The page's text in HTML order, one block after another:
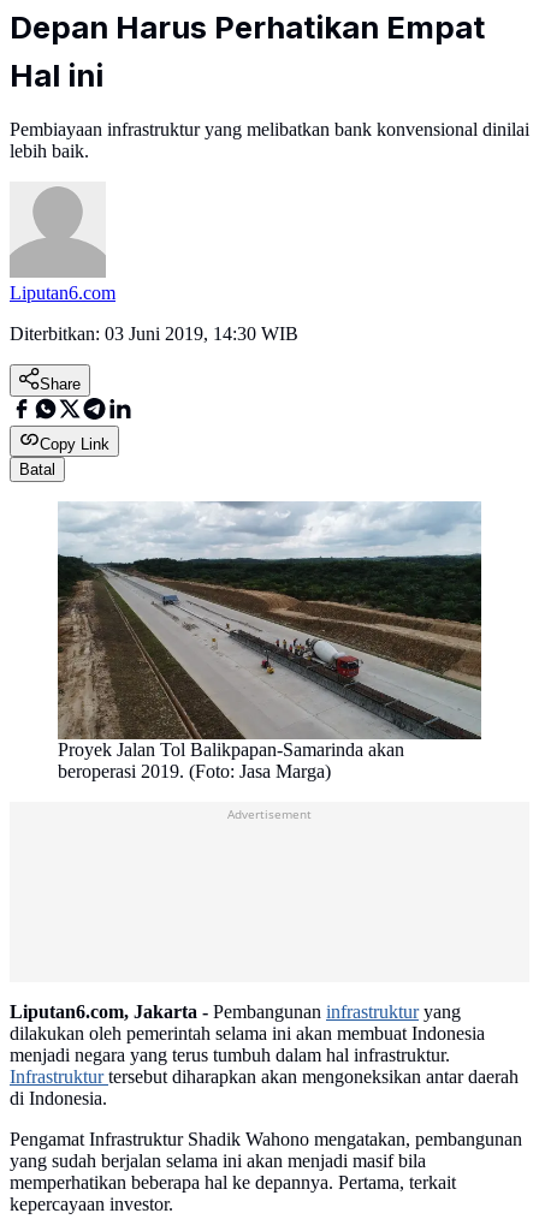
Depan Harus Perhatikan Empat
Hal ini
Pembiayaan infrastruktur yang melibatkan bank konvensional dinilai
lebih baik.
Liputan6.com
Diterbitkan: 03 Juni 2019, 14:30 WIB
Share
Copy Link
Batal
Proyek Jalan Tol Balikpapan-Samarinda akan
beroperasi 2019. (Foto: Jasa Marga)
Advertisement
Liputan6.com, Jakarta - Pembangunan infrastrukturyang
dilakukan oleh pemerintah selama ini akan membuat Indonesia
menjadi negara yang terus tumbuh dalam hal infrastruktur.
Infrastrukturtersebut diharapkan akan mengoneksikan antar daerah
di Indonesia.
Pengamat Infrastruktur Shadik Wahono mengatakan, pembangunan
yang sudah berjalan selama ini akan menjadi masif bila
memperhatikan beberapa hal ke depannya. Pertama, terkait
kepercayaan investor.